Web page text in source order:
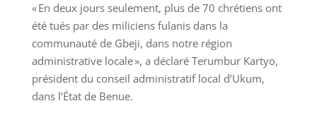
« En deux jours seulement, plus de 70 chrétiens ont
été tués par des miliciens fulanis dans la
communauté de Gbeji, dans notre région
administrative locale », a déclaré Terumbur Kartyo,
président du conseil administratif local d’Ukum,
dans l’État de Benue.